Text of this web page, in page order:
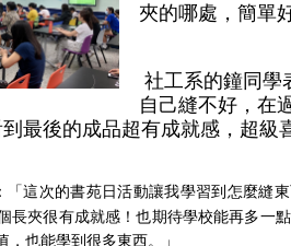
夾的哪處，簡單
自己縫不好，在
最後的成品超有成就感，超級
「這次的書苑日活動讓我學習到怎麼縫
長夾很有成就感！也期待學校能再多一
也能學到很多東西。」